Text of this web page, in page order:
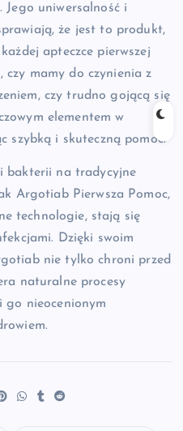
Jego uniwersalność i
że jest to produkt,
apteczce pierwszej
czy mamy do czynienia z
czy trudno gojącą się
elementem w
szybką i skuteczną pomoc.
bakterii na tradycyjne
Argotiab Pierwsza Pomoc,
technologie, stają się
Dzięki swoim
nie tylko chroni przed
naturalne procesy
go nieocenionym